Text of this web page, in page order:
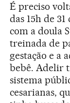
É preciso
das 15h de
com a doula
treinada de
gestação e a
bebê. Adelir
sistema
cesarianas,